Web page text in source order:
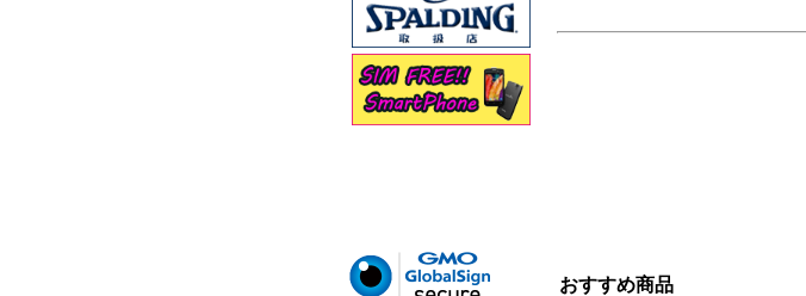
おすすめ商品